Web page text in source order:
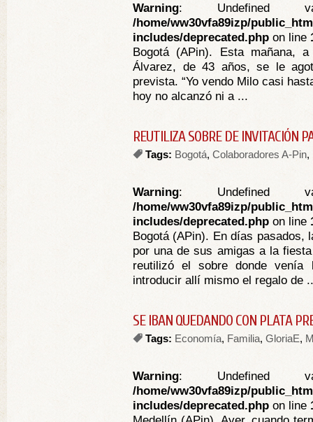
Warning: Undefined
/home/ww30vfa89izp/
includes/deprecated.php on line
Bogotá (APin). Esta mañana,
Álvarez, de 43 años, se le
prevista. “Yo vendo Milo casi
hoy no alcanzó ni a ...
REUTILIZA SOBRE DE INVITACIÓN
Tags: Bogotá, Colaboradores A-Pin,
Warning: Undefined
/home/ww30vfa89izp/
includes/deprecated.php on line
Bogotá (APin). En días pasados,
por una de sus amigas a la
reutilizó el sobre donde venía
introducir allí mismo el regalo de
SE IBAN QUEDANDO CON PLATA
Tags: Economía, Familia, GloriaE,
Warning: Undefined
/home/ww30vfa89izp/
includes/deprecated.php on line